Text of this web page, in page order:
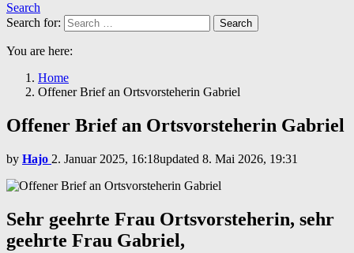
Search
Search for:
Search
You are here:
Home
Offener Brief an Ortsvorsteherin Gabriel
Offener Brief an Ortsvorsteherin Gabriel
by Hajo 2. Januar 2025, 16:18updated 8. Mai 2026, 19:31
Sehr geehrte Frau Ortsvorsteherin, sehr
geehrte Frau Gabriel,